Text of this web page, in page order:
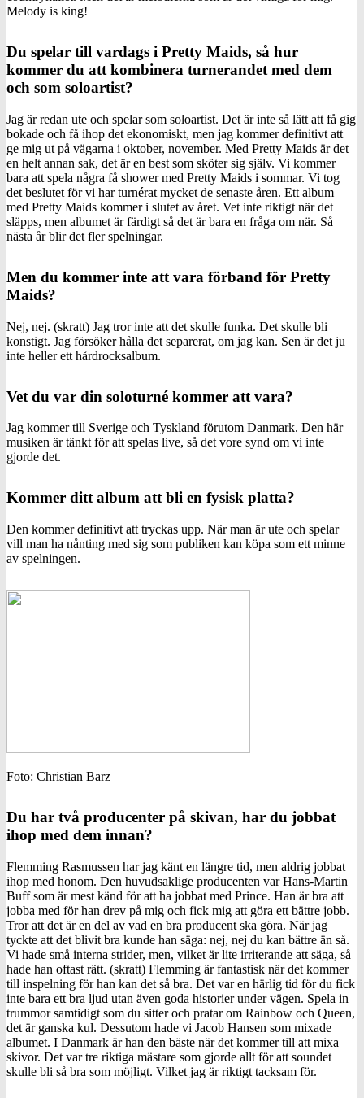
Melody is king!
Du spelar till vardags i Pretty Maids, så hur
kommer du att kombinera turnerandet med dem
och som soloartist?
Jag är redan ute och spelar som soloartist. Det är inte så lätt att få gig
bokade och få ihop det ekonomiskt, men jag kommer definitivt att
ge mig ut på vägarna i oktober, november. Med Pretty Maids är det
en helt annan sak, det är en best som sköter sig själv. Vi kommer
bara att spela några få shower med Pretty Maids i sommar. Vi tog
det beslutet för vi har turnérat mycket de senaste åren. Ett album
med Pretty Maids kommer i slutet av året. Vet inte riktigt när det
släpps, men albumet är färdigt så det är bara en fråga om när. Så
nästa år blir det fler spelningar.
Men du kommer inte att vara förband för Pretty
Maids?
Nej, nej. (skratt) Jag tror inte att det skulle funka. Det skulle bli
konstigt. Jag försöker hålla det separerat, om jag kan. Sen är det ju
inte heller ett hårdrocksalbum.
Vet du var din soloturné kommer att vara?
Jag kommer till Sverige och Tyskland förutom Danmark. Den här
musiken är tänkt för att spelas live, så det vore synd om vi inte
gjorde det.
Kommer ditt album att bli en fysisk platta?
Den kommer definitivt att tryckas upp. När man är ute och spelar
vill man ha nånting med sig som publiken kan köpa som ett minne
av spelningen.
Foto: Christian Barz
Du har två producenter på skivan, har du jobbat
ihop med dem innan?
Flemming Rasmussen har jag känt en längre tid, men aldrig jobbat
ihop med honom. Den huvudsaklige producenten var Hans-Martin
Buff som är mest känd för att ha jobbat med Prince. Han är bra att
jobba med för han drev på mig och fick mig att göra ett bättre jobb.
Tror att det är en del av vad en bra producent ska göra. När jag
tyckte att det blivit bra kunde han säga: nej, nej du kan bättre än så.
Vi hade små interna strider, men, vilket är lite irriterande att säga, så
hade han oftast rätt. (skratt) Flemming är fantastisk när det kommer
till inspelning för han kan det så bra. Det var en härlig tid för du fick
inte bara ett bra ljud utan även goda historier under vägen. Spela in
trummor samtidigt som du sitter och pratar om Rainbow och Queen,
det är ganska kul. Dessutom hade vi Jacob Hansen som mixade
albumet. I Danmark är han den bäste när det kommer till att mixa
skivor. Det var tre riktiga mästare som gjorde allt för att soundet
skulle bli så bra som möjligt. Vilket jag är riktigt tacksam för.